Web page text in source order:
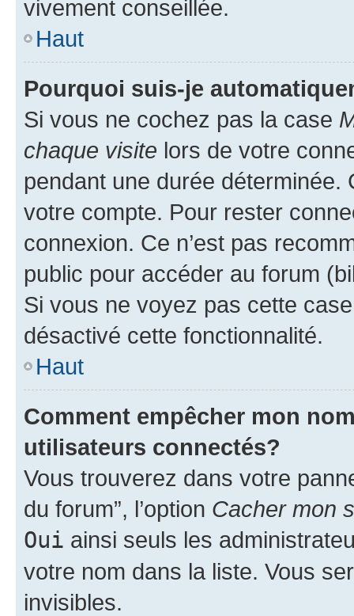
vivement conseillée.
Haut
Pourquoi suis-je
Si vous ne cochez pas la case
chaque visite lors de votre
pendant une durée déterminée.
votre compte. Pour rester
connexion. Ce n’est pas
public pour accéder au forum
Si vous ne voyez pas cette
désactivé cette fonctionnalité.
Haut
Comment empêcher mon
utilisateurs connectés?
Vous trouverez dans votre
du forum”, l’option Cacher mon
Oui ainsi seuls les
votre nom dans la liste. Vous
invisibles.